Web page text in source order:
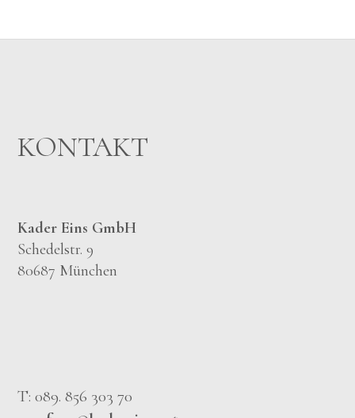
KONTAKT
Kader Eins GmbH
Schedelstr. 9
80687 München
T: 089. 856 303 70